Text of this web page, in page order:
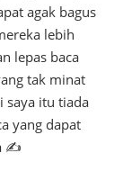
agak bagus
lebih
lepas baca
tak minat
saya itu tiada
yang dapat
✍️